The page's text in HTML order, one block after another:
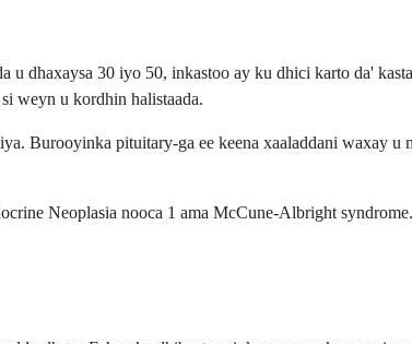
dhaxaysa 30 iyo 50, inkastoo ay ku dhici karto da'
weyn u kordhin halistaada.
Burooyinka pituitary-ga ee keena xaaladdani waxay u
Neoplasia nooca 1 ama McCune-Albright